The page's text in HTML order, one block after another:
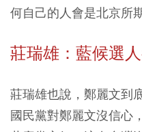
何自己的人會是北京所
莊瑞雄：藍候選
莊瑞雄也說，鄭麗文到
國民黨對鄭麗文沒信心